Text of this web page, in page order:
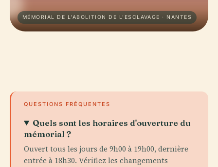
MÉMORIAL DE L'ABOLITION DE L'ESCLAVAGE · NANTES
QUESTIONS FRÉQUENTES
Quels sont les horaires d'ouverture du
mémorial ?
Ouvert tous les jours de 9h00 à 19h00, dernière
entrée à 18h30. Vérifiez les changements